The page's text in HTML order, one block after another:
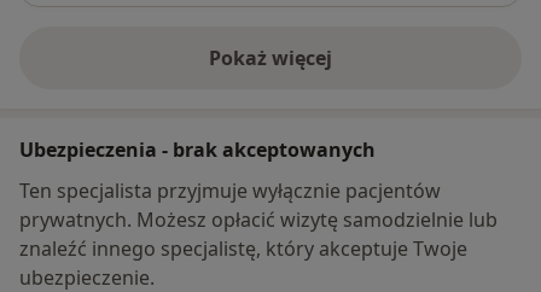
Pokaż więcej
o adresie
Ubezpieczenia - brak akceptowanych
Ten specjalista przyjmuje wyłącznie pacjentów
prywatnych. Możesz opłacić wizytę samodzielnie lub
znaleźć innego specjalistę, który akceptuje Twoje
ubezpieczenie.